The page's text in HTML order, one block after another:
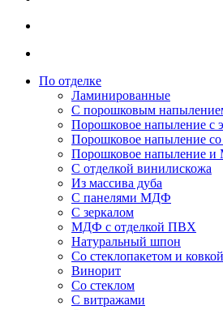
По отделке
Ламинированные
С порошковым
Порошковое напыление с
Порошковое напыление со
Порошковое напыление
С отделкой винилискожа
Из массива дуба
С панелями МДФ
С зеркалом
МДФ с отделкой ПВХ
Натуральный шпон
Со стеклопакетом и ковкой
Винорит
Со стеклом
С витражами